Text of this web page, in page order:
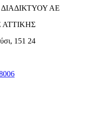
ΑΕ
151 24